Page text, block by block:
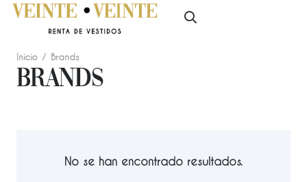
Inicio / Brands
Brands
No se han encontrado resultados.